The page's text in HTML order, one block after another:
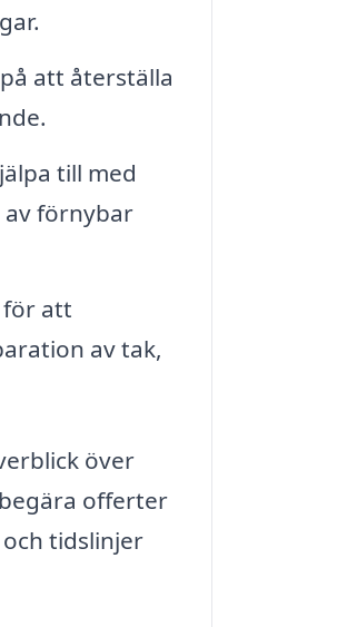
att återställa
till med
förnybar
för att
av tak,
över
offerter
tidslinjer